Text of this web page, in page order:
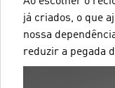
já criados, o que
nossa
reduzir a pegada